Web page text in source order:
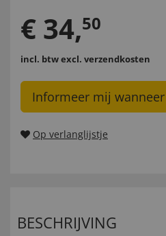
€ 34,50
incl. btwexcl. verzendkosten
Informeer mij
Op verlanglijstje
BESCHRIJVING